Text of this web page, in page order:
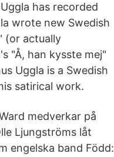
has recorded
wrote new Swedish
(or actually
"Å, han kysste mej"
Uggla is a Swedish
satirical work.
medverkar på
Ljungströms låt
engelska band Född: